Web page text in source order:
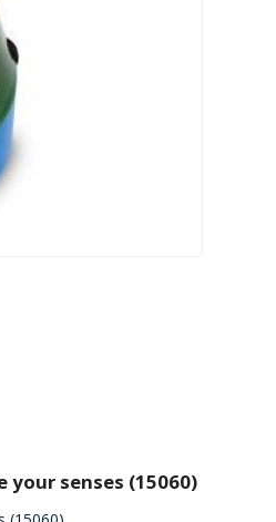
your senses (15060)